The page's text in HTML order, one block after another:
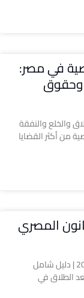
في مصر:
وحقوق
والخلع والنفقة
من أكثر القضايا
المصري
حقوق الزوجة بعد الطلاق في القانون المصري 2026 | دليل شامل
الطلاق في